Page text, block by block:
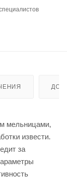
мельницами,
извести.
за